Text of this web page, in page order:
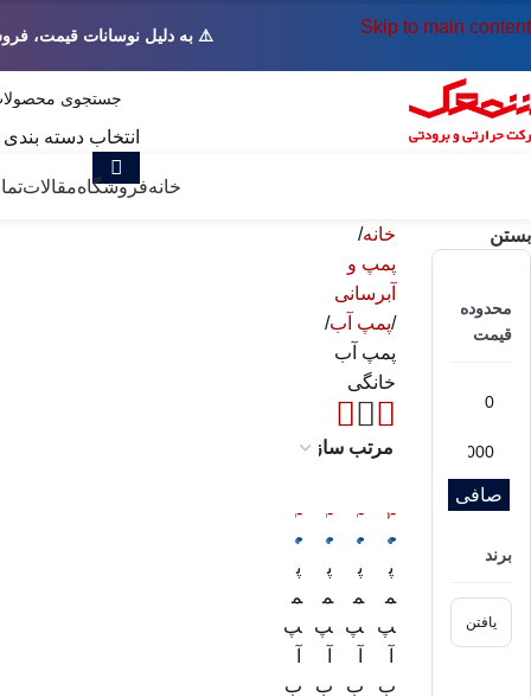
Skip to main content ⚠️ به دلیل نوسانات قیمت،
انتخاب دسته بندی
خانهفروشگاهمقالات
بستن
محدوده
قیمت
صافی
برند
خانه
پمپ و
آبرسانی
پمپ آب
پمپ آب
خانگی
-12%
پ
م
پ
ب
-12%
پ
م
پ
ب
-12%
پ
م
پ
ب
-12%
پ
م
پ
ب